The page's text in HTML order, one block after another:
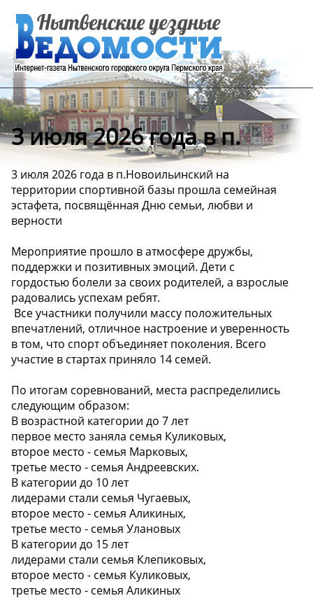
3 июля 2026 года в п.
3 июля 2026 года в п.Новоильинский на
территории спортивной базы прошла семейная
эстафета, посвящённая Дню семьи, любви и
верности
Мероприятие прошло в атмосфере дружбы,
поддержки и позитивных эмоций. Дети с
гордостью болели за своих родителей, а взрослые
радовались успехам ребят.
️ Все участники получили массу положительных
впечатлений, отличное настроение и уверенность
в том, что спорт объединяет поколения. Всего
участие в стартах приняло 14 семей.
По итогам соревнований, места распределились
следующим образом:
В возрастной категории до 7 лет
первое место заняла семья Куликовых,
второе место - семья Марковых,
третье место - семья Андреевских.
В категории до 10 лет
лидерами стали семья Чугаевых,
второе место - семья Аликиных,
третье место - семья Улановых
В категории до 15 лет
лидерами стали семья Клепиковых,
второе место - семья Куликовых,
третье место - семья Аликиных